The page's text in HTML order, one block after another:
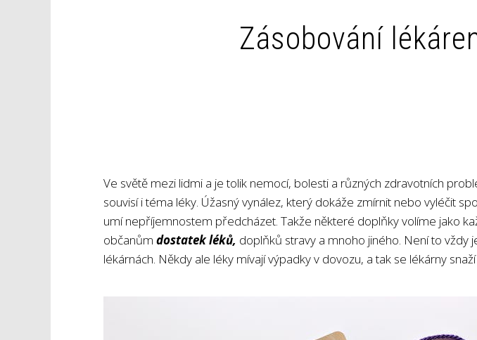
Zásobování
Ve světě mezi lidmi a je tolik nemocí, bolesti a různých zdravotních
souvisí i téma léky. Úžasný vynález, který dokáže zmírnit nebo vyléčit
umí nepříjemnostem předcházet. Takže některé doplňky volíme jako
občanům dostatek léků, doplňků stravy a mnoho jiného. Není to vždy
lékárnách. Někdy ale léky mívají výpadky v dovozu, a tak se lékárny